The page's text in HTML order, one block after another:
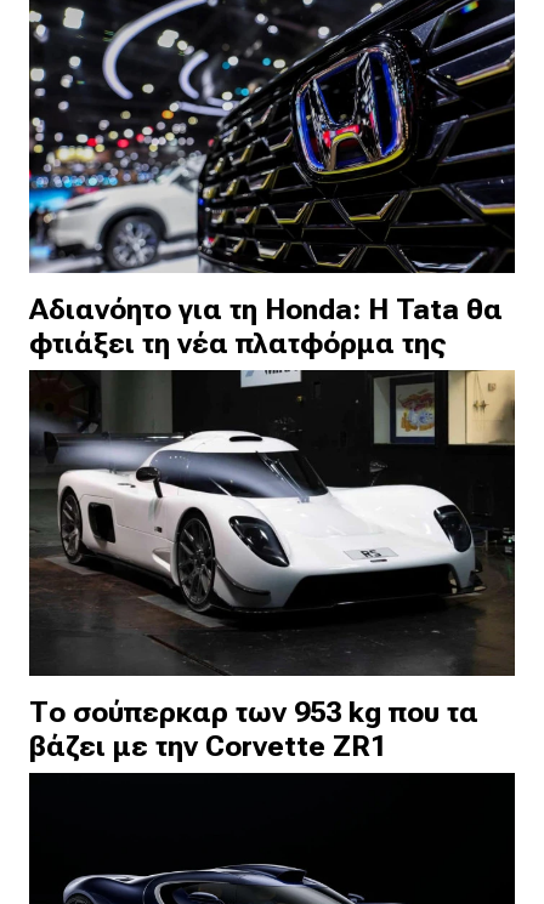
Αδιανόητο για τη Honda: Η Tata θα
φτιάξει τη νέα πλατφόρμα της
Το σούπερκαρ των 953 kg που τα
βάζει με την Corvette ZR1